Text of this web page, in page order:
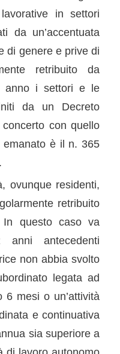
in settori
da un’accentuata
di genere e prive di
retribuito da
anno i settori e le
da un Decreto
con quello
emanato è il n. 365
ovunque residenti,
retribuito
questo caso va
antecedenti
non abbia svolto
legata ad
mesi o un’attività
e continuativa
sia superiore a